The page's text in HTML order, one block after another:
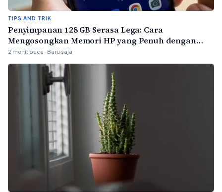
TIPS AND TRIK
Penyimpanan 128 GB Serasa Lega: Cara
Mengosongkan Memori HP yang Penuh dengan
Efisien
2 menit baca · Baru saja